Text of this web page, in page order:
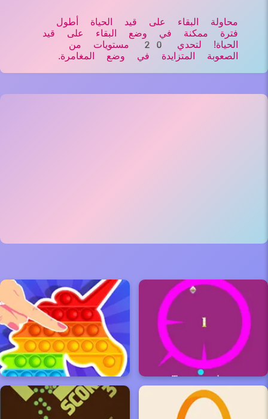
محاولة البقاء على قيد الحياة أطول
فترة ممكنة في وضع البقاء على قيد
الحياة! لتحدي 20 مستويات من
الصعوبة المتزايدة في وضع المغامرة.